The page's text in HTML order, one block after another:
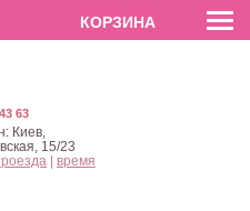
EN РУС
63
Киев,
15/23
время
КОРЗИНА